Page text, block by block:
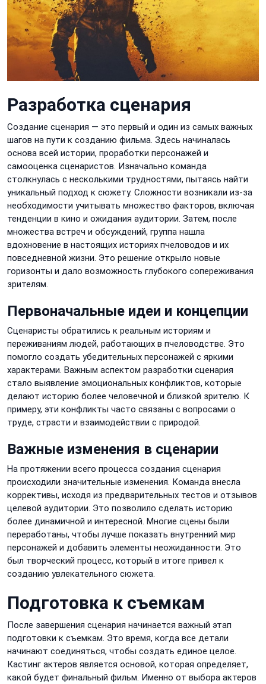
Разработка сценария
Создание сценария — это первый и один из самых важных
шагов на пути к созданию фильма. Здесь начиналась
основа всей истории, проработки персонажей и
самооценка сценаристов. Изначально команда
столкнулась с несколькими трудностями, пытаясь найти
уникальный подход к сюжету. Сложности возникали из-за
необходимости учитывать множество факторов, включая
тенденции в кино и ожидания аудитории. Затем, после
множества встреч и обсуждений, группа нашла
вдохновение в настоящих историях пчеловодов и их
повседневной жизни. Это решение открыло новые
горизонты и дало возможность глубокого сопереживания
зрителям.
Первоначальные идеи и концепции
Сценаристы обратились к реальным историям и
переживаниям людей, работающих в пчеловодстве. Это
помогло создать убедительных персонажей с яркими
характерами. Важным аспектом разработки сценария
стало выявление эмоциональных конфликтов, которые
делают историю более человечной и близкой зрителю. К
примеру, эти конфликты часто связаны с вопросами о
труде, страсти и взаимодействии с природой.
Важные изменения в сценарии
На протяжении всего процесса создания сценария
происходили значительные изменения. Команда внесла
коррективы, исходя из предварительных тестов и отзывов
целевой аудитории. Это позволило сделать историю
более динамичной и интересной. Многие сцены были
переработаны, чтобы лучше показать внутренний мир
персонажей и добавить элементы неожиданности. Это
был творческий процесс, который в итоге привел к
созданию увлекательного сюжета.
Подготовка к съемкам
После завершения сценария начинается важный этап
подготовки к съемкам. Это время, когда все детали
начинают соединяться, чтобы создать единое целое.
Кастинг актеров является основой, которая определяет,
какой будет финальный фильм. Именно от выбора актеров